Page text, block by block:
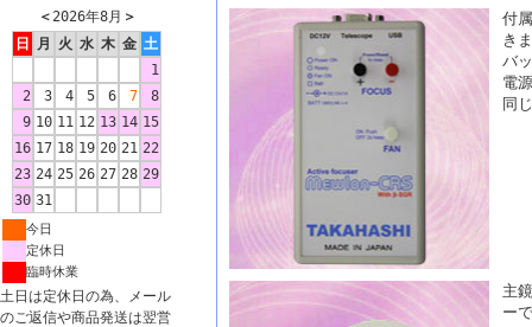
＜ 2026年8月 ＞
日
月 火 水 木 金 土
1
2
3 4 5 6 7
8
9 10 11 12 13 14 15
16 17 18 19 20 21 22
23 24 25 26 27 28 29
30 31
今日
定休日
臨時休業
土日は定休日の為、メール
のご返信や商品発送は翌営
付
き
バ
電
同
主
ー